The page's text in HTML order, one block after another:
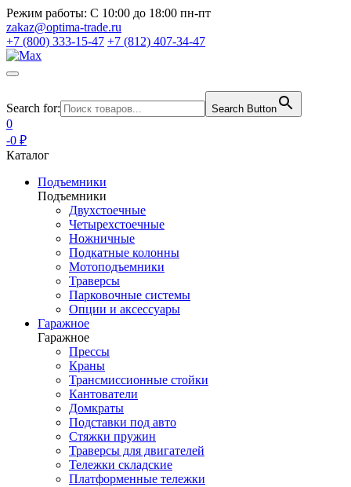
Режим работы: С 10:00 до 18:00 пн-пт
zakaz@optima-trade.ru
+7 (800) 333-15-47 +7 (812) 407-34-47
Search for: Search Button
0
-0 ₽
Каталог
Подъемники
Подъемники
Двухстоечные
Четырехстоечные
Ножничные
Подкатные колонны
Мотоподъемники
Траверсы
Парковочные системы
Опции и аксессуары
Гаражное
Гаражное
Прессы
Краны
Трансмиссионные стойки
Кантователи
Домкраты
Подставки под авто
Стяжки пружин
Траверсы для двигателей
Тележки складские
Платформенные тележки